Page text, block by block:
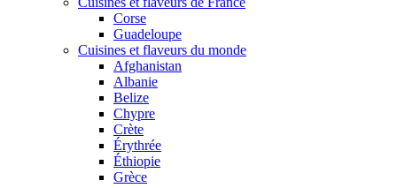
Corse
Guadeloupe
Cuisines et flaveurs du monde
Afghanistan
Albanie
Belize
Chypre
Crète
Érythrée
Éthiopie
Grèce